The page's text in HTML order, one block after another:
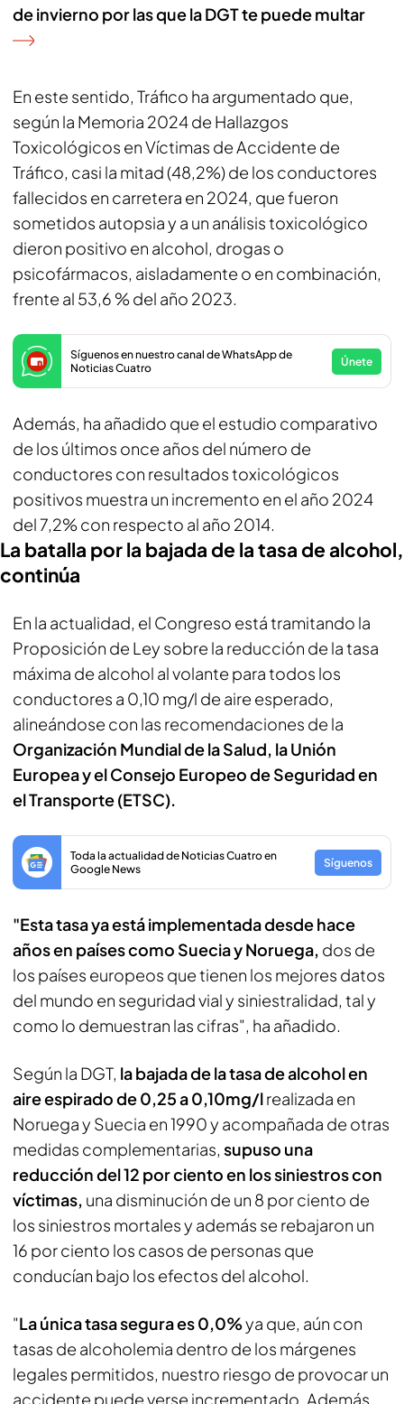
de invierno por las que la DGT te puede multar
En este sentido, Tráfico ha argumentado que,
según la Memoria 2024 de Hallazgos
Toxicológicos en Víctimas de Accidente de
Tráfico, casi la mitad (48,2%) de los conductores
fallecidos en carretera en 2024, que fueron
sometidos autopsia y a un análisis toxicológico
dieron positivo en alcohol, drogas o
psicofármacos, aisladamente o en combinación,
frente al 53,6 % del año 2023.
Síguenos en nuestro canal de WhatsApp de
Noticias Cuatro
Únete
Además, ha añadido que el estudio comparativo
de los últimos once años del número de
conductores con resultados toxicológicos
positivos muestra un incremento en el año 2024
del 7,2% con respecto al año 2014.
La batalla por la bajada de la tasa de alcohol,
continúa
En la actualidad, el Congreso está tramitando la
Proposición de Ley sobre la reducción de la tasa
máxima de alcohol al volante para todos los
conductores a 0,10 mg/l de aire esperado,
alineándose con las recomendaciones de la
Organización Mundial de la Salud, la Unión
Europea y el Consejo Europeo de Seguridad en
el Transporte (ETSC).
Toda la actualidad de Noticias Cuatro en
Google News
Síguenos
"Esta tasa ya está implementada desde hace
años en países como Suecia y Noruega, dos de
los países europeos que tienen los mejores datos
del mundo en seguridad vial y siniestralidad, tal y
como lo demuestran las cifras", ha añadido.
Según la DGT, la bajada de la tasa de alcohol en
aire espirado de 0,25 a 0,10mg/lrealizada en
Noruega y Suecia en 1990 y acompañada de otras
medidas complementarias, supuso una
reducción del 12 por ciento en los siniestros con
víctimas, una disminución de un 8 por ciento de
los siniestros mortales y además se rebajaron un
16 por ciento los casos de personas que
conducían bajo los efectos del alcohol.
"La única tasa segura es 0,0%ya que, aún con
tasas de alcoholemia dentro de los márgenes
legales permitidos, nuestro riesgo de provocar un
accidente puede verse incrementado. Además,